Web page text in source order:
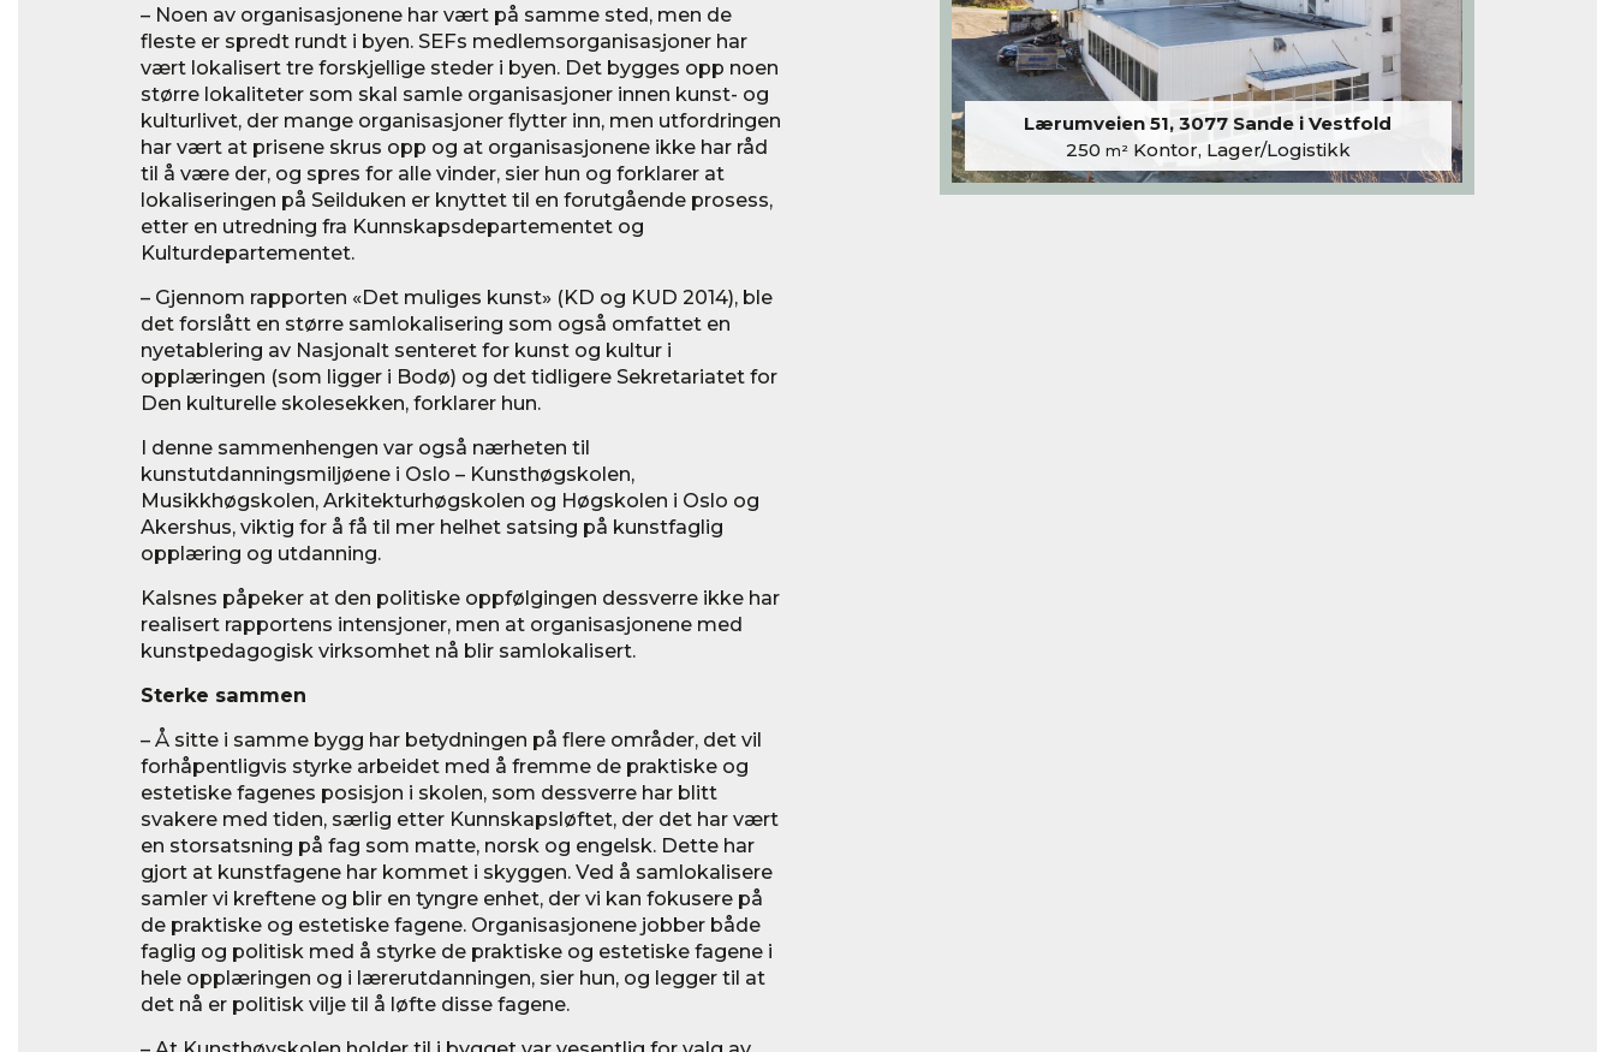
– Noen av organisasjonene har vært på samme sted, men de
fleste er spredt rundt i byen. SEFs medlemsorganisasjoner har
vært lokalisert tre forskjellige steder i byen. Det bygges opp noen
større lokaliteter som skal samle organisasjoner innen kunst- og
kulturlivet, der mange organisasjoner flytter inn, men utfordringen
har vært at prisene skrus opp og at organisasjonene ikke har råd
til å være der, og spres for alle vinder, sier hun og forklarer at
lokaliseringen på Seilduken er knyttet til en forutgående prosess,
etter en utredning fra Kunnskapsdepartementet og
Kulturdepartementet.
– Gjennom rapporten «Det muliges kunst» (KD og KUD 2014), ble
det forslått en større samlokalisering som også omfattet en
nyetablering av Nasjonalt senteret for kunst og kultur i
opplæringen (som ligger i Bodø) og det tidligere Sekretariatet for
Den kulturelle skolesekken, forklarer hun.
I denne sammenhengen var også nærheten til
kunstutdanningsmiljøene i Oslo – Kunsthøgskolen,
Musikkhøgskolen, Arkitekturhøgskolen og Høgskolen i Oslo og
Akershus, viktig for å få til mer helhet satsing på kunstfaglig
opplæring og utdanning.
Kalsnes påpeker at den politiske oppfølgingen dessverre ikke har
realisert rapportens intensjoner, men at organisasjonene med
kunstpedagogisk virksomhet nå blir samlokalisert.
Sterke sammen
– Å sitte i samme bygg har betydningen på flere områder, det vil
forhåpentligvis styrke arbeidet med å fremme de praktiske og
estetiske fagenes posisjon i skolen, som dessverre har blitt
svakere med tiden, særlig etter Kunnskapsløftet, der det har vært
en storsatsning på fag som matte, norsk og engelsk. Dette har
gjort at kunstfagene har kommet i skyggen. Ved å samlokalisere
samler vi kreftene og blir en tyngre enhet, der vi kan fokusere på
de praktiske og estetiske fagene. Organisasjonene jobber både
faglig og politisk med å styrke de praktiske og estetiske fagene i
hele opplæringen og i lærerutdanningen, sier hun, og legger til at
det nå er politisk vilje til å løfte disse fagene.
Lærumveien 51, 3077 Sande i Vestfold
250 m²Kontor, Lager/Logistikk